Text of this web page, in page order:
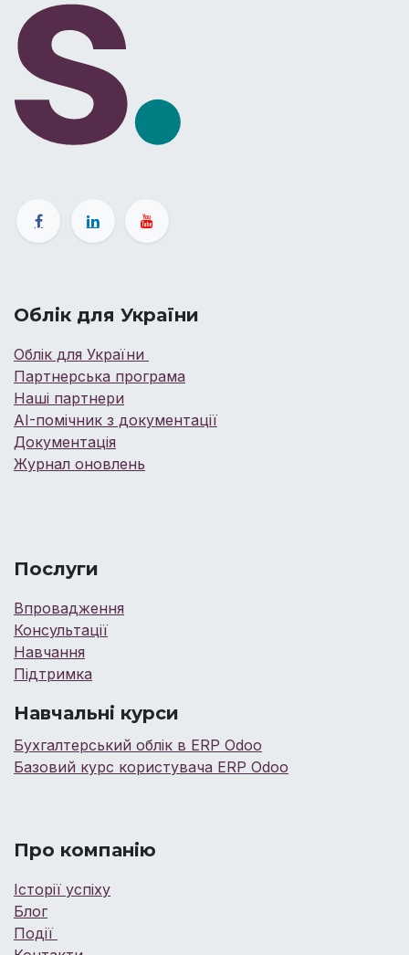
Облік для України
Облік для України
Партнерська програма
Наші партнери
AI-помічник з документації
Документація
Журнал оновлень
Послуги
Впровадження
Консультації
Навчання
Підтримка
Навчальні курси
Бухгалтерський облік в ERP Odoo
Базовий курс користувача ERP Odoo
Про компанію
Історії успіху
Блог
Події